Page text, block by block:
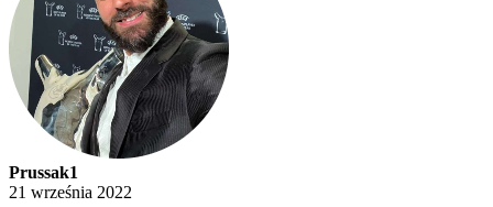
Prussak1
21 września 2022